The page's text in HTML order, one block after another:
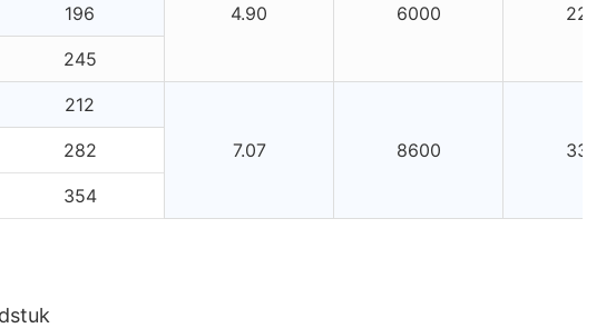
4.90 6000 2200
196
245
212
7.07 8600 3300
282
354